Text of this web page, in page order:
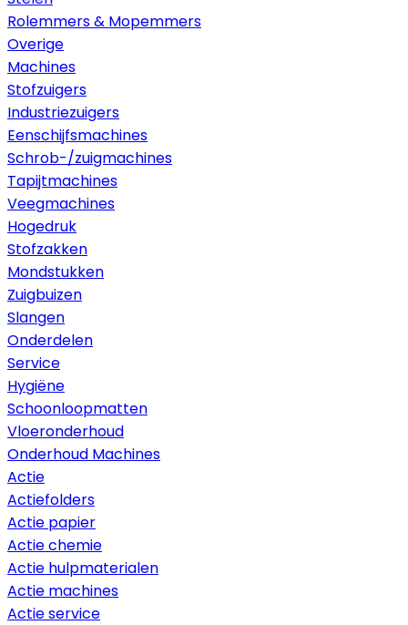
Rolemmers & Mopemmers
Overige
Machines
Stofzuigers
Industriezuigers
Eenschijfsmachines
Schrob-/zuigmachines
Tapijtmachines
Veegmachines
Hogedruk
Stofzakken
Mondstukken
Zuigbuizen
Slangen
Onderdelen
Service
Hygiëne
Schoonloopmatten
Vloeronderhoud
Onderhoud Machines
Actie
Actiefolders
Actie papier
Actie chemie
Actie hulpmaterialen
Actie machines
Actie service